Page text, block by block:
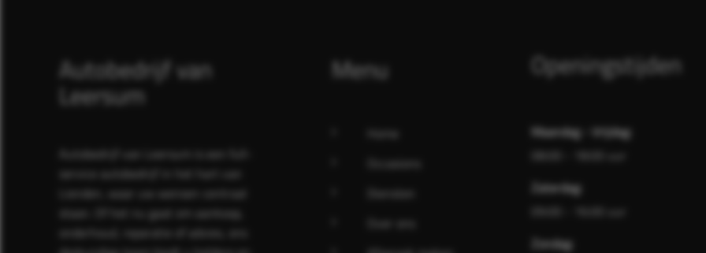
Autobedrijf van
Leersum
Autobedrijf van Leersum is een full-
service autobedrijf in het hart van
Lienden, waar uw wensen centraal
staan. Of het nu gaat om aankoop,
onderhoud, reparatie of advies, ons
Menu
Home
Occasions
Diensten
Over ons
Openingstijden
Maandag - Vrijdag:
08:00 - 18:00 uur
Zaterdag:
Zondag: